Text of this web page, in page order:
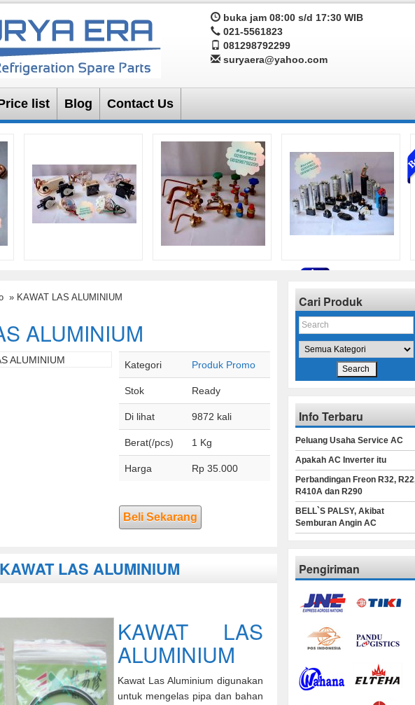
buka jam 08:00 s/d 17:30 WIB
021-5561823
081298792299
suryaera@yahoo.com
list Blog Contact Us
» KAWAT LAS ALUMINIUM
ALUMINIUM
Kategori Produk Promo
Stok Ready
Di lihat 9872 kali
Berat(/pcs) 1 Kg
Harga Rp 35.000
Beli Sekarang
LAS ALUMINIUM
KAWAT LAS
ALUMINIUM
Kawat Las Aluminium digunakan
untuk mengelas pipa dan bahan
Cari Produk
Info Terbaru
Peluang Usaha Service AC
Apakah AC Inverter itu
Perbandingan Freon R32,
R410A dan R290
BELL`S PALSY, Akibat
Semburan Angin AC
Pengiriman